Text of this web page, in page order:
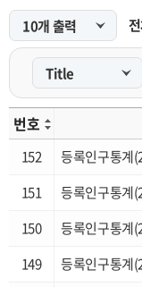
번호
152
등록인구통계
151
등록인구통계
150
등록인구통계
149
등록인구통계